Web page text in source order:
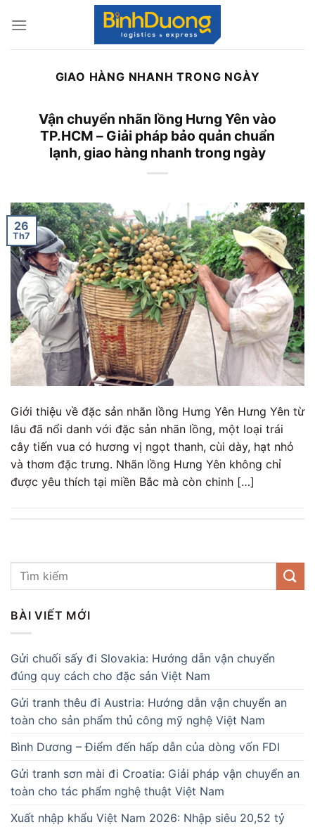
GIAO HÀNG NHANH TRONG NGÀY
Vận chuyển nhãn lồng Hưng Yên vào
TP.HCM – Giải pháp bảo quản chuẩn
lạnh, giao hàng nhanh trong ngày
26
Th7
Giới thiệu về đặc sản nhãn lồng Hưng Yên Hưng Yên từ
lâu đã nổi danh với đặc sản nhãn lồng, một loại trái
cây tiến vua có hương vị ngọt thanh, cùi dày, hạt nhỏ
và thơm đặc trưng. Nhãn lồng Hưng Yên không chỉ
được yêu thích tại miền Bắc mà còn chinh […]
BÀI VIẾT MỚI
Gửi chuối sấy đi Slovakia: Hướng dẫn vận chuyển
đúng quy cách cho đặc sản Việt Nam
Gửi tranh thêu đi Austria: Hướng dẫn vận chuyển an
toàn cho sản phẩm thủ công mỹ nghệ Việt Nam
Bình Dương – Điểm đến hấp dẫn của dòng vốn FDI
Gửi tranh sơn mài đi Croatia: Giải pháp vận chuyển an
toàn cho tác phẩm nghệ thuật Việt Nam
Xuất nhập khẩu Việt Nam 2026: Nhập siêu 20,52 tỷ